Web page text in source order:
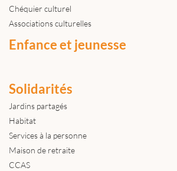
Chéquier culturel
Associations culturelles
Enfance et jeunesse
Solidarités
Jardins partagés
Habitat
Services à la personne
Maison de retraite
CCAS